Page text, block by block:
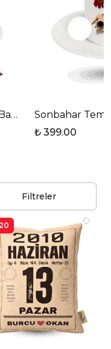
Porselen Türk
Sonbahar
₺ 399.00
Filtreler